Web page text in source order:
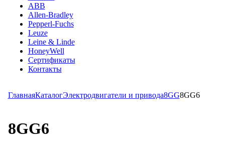
ABB
Allen-Bradley
Pepperl-Fuchs
Leuze
Leine & Linde
HoneyWell
Сертификаты
Контакты
ГлавнаяКаталогЭлектродвигатели и привода8GG8GG6
8GG6